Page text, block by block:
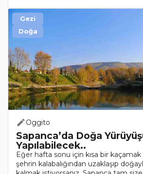
Oggito
Sapanca’da Doğa
Yapılabilecek..
Eğer hafta sonu için kısa bir kaçamak
şehrin kalabalığından uzaklaşıp
Gezi
Doğa